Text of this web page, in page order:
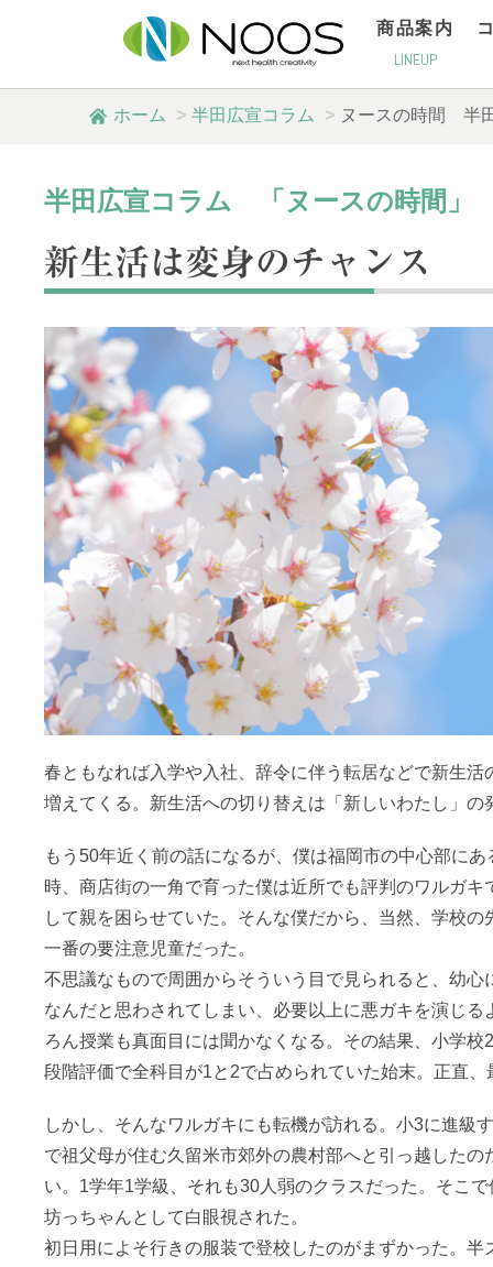
商品案内
LINEUP
ホーム 半田広宣コラム ヌースの時間 半
半田広宣コラム 「ヌースの時間」
新生活は変身のチャンス
春ともなれば入学や入社、辞令に伴う転居などで新生活
増えてくる。新生活への切り替えは「新しいわたし」の
もう50年近く前の話になるが、僕は福岡市の中心部に
時、商店街の一角で育った僕は近所でも評判のワルガキ
して親を困らせていた。そんな僕だから、当然、学校
一番の要注意児童だった。
不思議なもので周囲からそういう目で見られると、幼心
なんだと思わされてしまい、必要以上に悪ガキを演じる
ろん授業も真面目には聞かなくなる。その結果、小学校
段階評価で全科目が1と2で占められていた始末。正直
しかし、そんなワルガキにも転機が訪れる。小3に進級
で祖父母が住む久留米市郊外の農村部へと引っ越したの
い。1学年1学級、それも30人弱のクラスだった。そこ
坊っちゃんとして白眼視された。
初日用によそ行きの服装で登校したのがまずかった。半